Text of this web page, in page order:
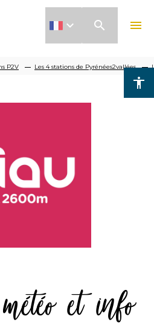
accessibility
search menu
P2V Les 4 stations de Pyrénées2vallées
et info